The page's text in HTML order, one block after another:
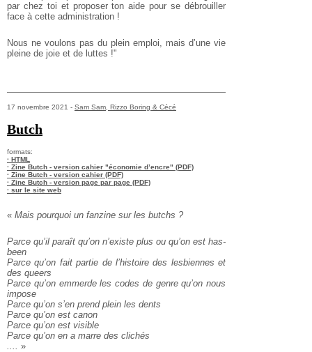
par chez toi et proposer ton aide pour se débrouiller
face à cette administration !
Nous ne voulons pas du plein emploi, mais d’une vie
pleine de joie et de luttes !"
17 novembre 2021 - Sam Sam, Rizzo Boring & Cécé
Butch
formats:
· HTML
· Zine Butch - version cahier "économie d’encre" (PDF)
· Zine Butch - version cahier (PDF)
· Zine Butch - version page par page (PDF)
· sur le site web
« Mais pourquoi un fanzine sur les butchs ?
Parce qu’il paraît qu’on n’existe plus ou qu’on est has-
been
Parce qu’on fait partie de l’histoire des lesbiennes et
des queers
Parce qu’on emmerde les codes de genre qu’on nous
impose
Parce qu’on s’en prend plein les dents
Parce qu’on est canon
Parce qu’on est visible
Parce qu’on en a marre des clichés
.... »